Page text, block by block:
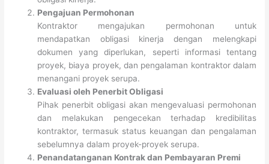
Pengajuan Permohonan
Kontraktor mengajukan permohonan untuk
mendapatkan obligasi kinerja dengan melengkapi
dokumen yang diperlukan, seperti informasi tentang
proyek, biaya proyek, dan pengalaman kontraktor dalam
menangani proyek serupa.
Evaluasi oleh Penerbit Obligasi
Pihak penerbit obligasi akan mengevaluasi permohonan
dan melakukan pengecekan terhadap kredibilitas
kontraktor, termasuk status keuangan dan pengalaman
sebelumnya dalam proyek-proyek serupa.
Penandatanganan Kontrak dan Pembayaran Premi